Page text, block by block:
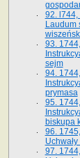
92. l744,
Laudum
93.
sejm
94.
prymasa
95.
biskupa
96.
97.